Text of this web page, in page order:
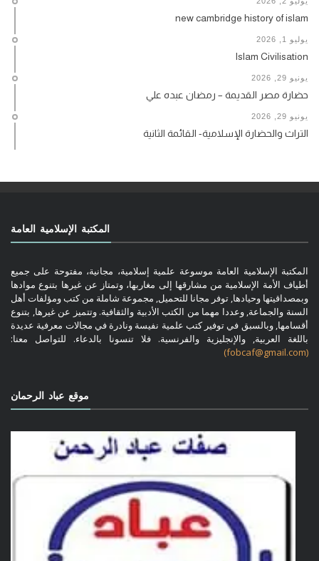
new cambridge history of islam
يوليو 1, 2026
Islam Civilisation
يونيو 29, 2026
حضارة مصر القديمة – رمضان عبده علي
يونيو 29, 2026
التراث والحضارة الإسلامية- القائمة الثانية
المكتبة الإسلامية العامة
المكتبة الإسلامية العامة موسوعة علمية إسلامية، مجانية، مفتوحة على جميع
أطياف الأمة الإسلامية من مشارقها إلى مغاربها، وتمتاز عن غيرها بتنوع موادها
وبمصداقيتها وحيادها, توفر مجانا للتحميل, مجموعة شاملة من كتب ومؤلفات أهل
السنة والجماعة, وعددا مهما من الكتب الأدبية والثقافية. وتتميز عن غيرها, بتنوع
أقسامها, وبالسبق في توفير كتب علمية نفيسة ونادرة في مجالات معرفية عديدة
باللغة العربية, والإنجليزية والفرنسية. فلا تنسونا بالدعاء. للتواصل معنا:
(fobcaf@gmail.com)
موقع عباد الرحمان